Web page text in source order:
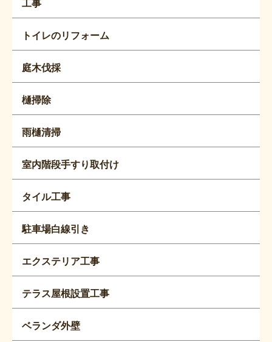
工事
トイレのリフォーム
庭木伐採
樋掃除
雨樋清掃
室内階段手すり取付け
タイル工事
駐車場白線引き
エクステリア工事
テラス屋根設置工事
ベランダ外壁